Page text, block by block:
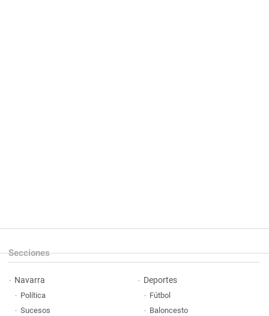
Secciones
Navarra
Política
Sucesos
Deportes
Fútbol
Baloncesto